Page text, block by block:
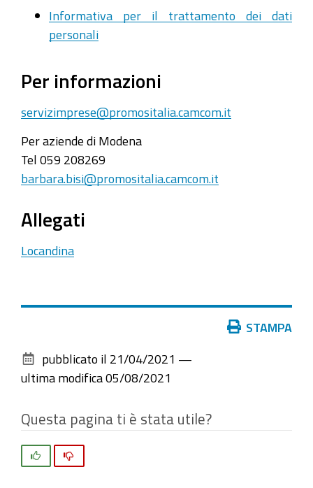
Informativa per il trattamento dei dati
personali
Per informazioni
servizimprese@promositalia.camcom.it
Per aziende di Modena
Tel 059 208269
barbara.bisi@promositalia.camcom.it
Allegati
Locandina
documento
STAMPA
pubblicato il 21/04/2021 —
ultima modifica 05/08/2021
Questa pagina ti è stata utile?